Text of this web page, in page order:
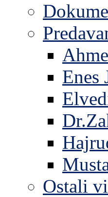
Enes
Ostali